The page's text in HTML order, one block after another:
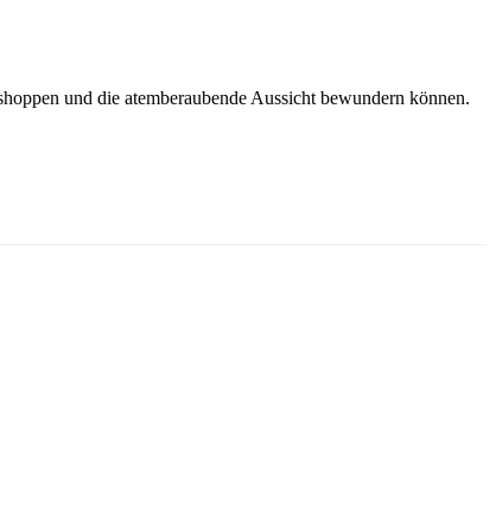
und die atemberaubende Aussicht bewundern können.